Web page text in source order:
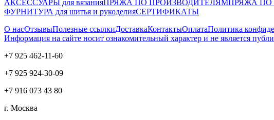
АКСЕССУАРЫ для вязанияПРЯЖА ПО ПРОИЗВОДИТЕЛЯМПРЯЖА ПО
ФУРНИТУРА для шитья и рукоделияСЕРТИФИКАТЫ
О насОтзывыПолезные ссылкиДоставкаКонтактыОплатаПолитика
Информация на сайте носит ознакомительный характер и не является
+7 925 462-11-60
+7 925 924-30-09
+7 916 073 43 80
г. Москва